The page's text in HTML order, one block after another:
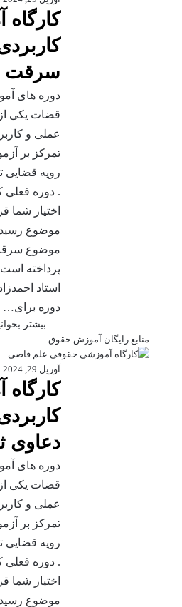
سرقت
دوره های
قضات یکی از
عملی و
تمرکز بر
رویه قضایی
. دوره
اختیار شما
موضوع
موضوع
پرداخته
استاد
دوره برای…
بیشتر
منابع رایگان آموزش حقوق
آوریل 29, 2024
دعاوی
دوره های
قضات یکی از
عملی و
تمرکز بر
رویه قضایی
. دوره
اختیار شما
موضوع